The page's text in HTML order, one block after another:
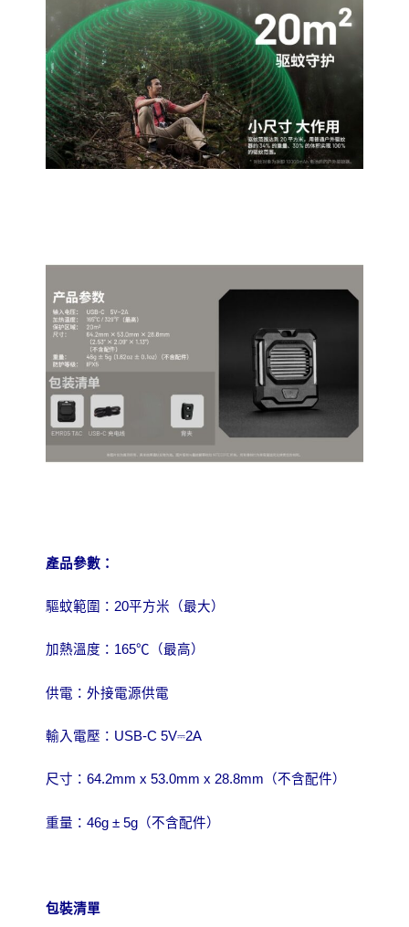
產品參數：
驅蚊範圍：20平方米（最大）
加熱溫度：165℃（最高）
供電：外接電源供電
輸入電壓：USB-C 5V⎓2A
尺寸：64.2mm x 53.0mm x 28.8mm（不含配件）
重量：46g ± 5g（不含配件）
包裝清單